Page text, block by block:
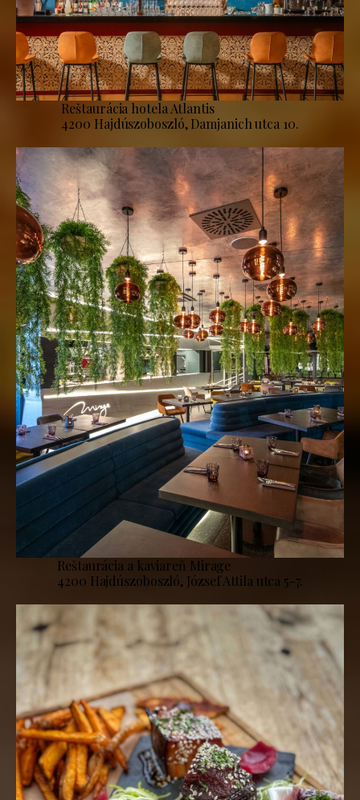
Reštaurácia hotela Atlantis
4200 Hajdúszoboszló, Damjanich utca 10.
Reštaurácia a kaviareň Mirage
4200 Hajdúszoboszló, József Attila utca 5-7.